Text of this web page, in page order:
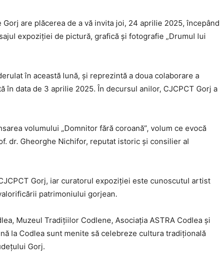
are plăcerea de a vă invita joi, 24 aprilie 2025, începând
expoziției de pictură, grafică și fotografie „Drumul lui
în această lună, și reprezintă a doua colaborare a
data de 3 aprilie 2025. În decursul anilor, CJCPCT Gorj a
volumului „Domnitor fără coroană”, volum ce evocă
dr. Gheorghe Nichifor, reputat istoric și consilier al
Gorj, iar curatorul expoziției este cunoscutul artist
patrimoniului gorjean.
Muzeul Tradițiilor Codlene, Asociația ASTRA Codlea și
la Codlea sunt menite să celebreze cultura tradițională
Gorj.